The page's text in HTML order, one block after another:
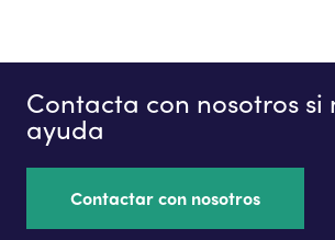
Contacta con nosotros si
ayuda
Contactar con nosotros